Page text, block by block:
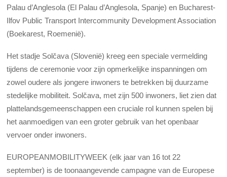
Palau d’Anglesola (El Palau d’Anglesola, Spanje) en Bucharest-
Ilfov Public Transport Intercommunity Development Association
(Boekarest, Roemenië).
Het stadje Solčava (Slovenië) kreeg een speciale vermelding
tijdens de ceremonie voor zijn opmerkelijke inspanningen om
zowel oudere als jongere inwoners te betrekken bij duurzame
stedelijke mobiliteit. Solčava, met zijn 500 inwoners, liet zien dat
plattelandsgemeenschappen een cruciale rol kunnen spelen bij
het aanmoedigen van een groter gebruik van het openbaar
vervoer onder inwoners.
EUROPEANMOBILITYWEEK (elk jaar van 16 tot 22
september) is de toonaangevende campagne van de Europese